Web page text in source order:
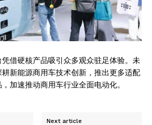
借硬核产品吸引众多观众驻足体验。未
新能源商用车技术创新，推出更多适配
加速推动商用车行业全面电动化。
Next article